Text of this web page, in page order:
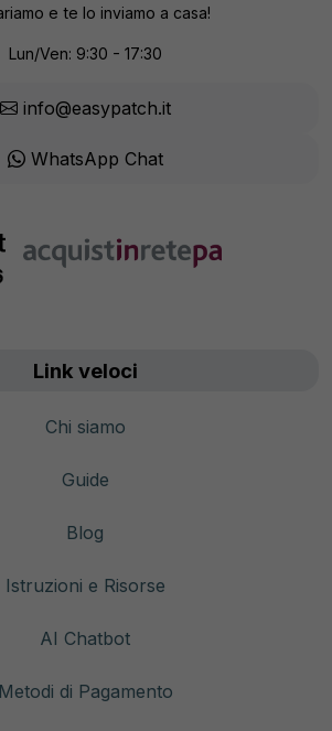
e te lo inviamo a casa!
Lun/Ven: 9:30 - 17:30
info@easypatch.it
WhatsApp Chat
Link veloci
Chi siamo
Guide
Blog
Istruzioni e Risorse
AI Chatbot
Metodi di Pagamento